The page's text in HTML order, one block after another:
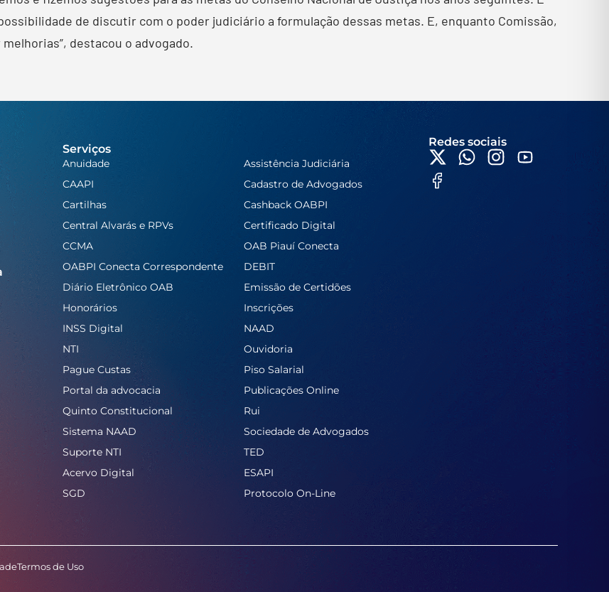
de discutir com o poder judiciário a formulação dessas metas. E, enquanto Comissão,
destacou o advogado.
Serviços
Anuidade
Assistência Judiciária
CAAPI
Cadastro de Advogados
Cartilhas
Cashback OABPI
Central Alvarás e RPVs
Certificado Digital
CCMA
OAB Piauí Conecta
OABPI Conecta Correspondente
DEBIT
Diário Eletrônico OAB
Emissão de Certidões
Honorários
Inscrições
INSS Digital
NAAD
NTI
Ouvidoria
Pague Custas
Piso Salarial
Portal da advocacia
Publicações Online
Quinto Constitucional
Rui
Sistema NAAD
Sociedade de Advogados
Suporte NTI
TED
Acervo Digital
ESAPI
SGD
Protocolo On-Line
Redes sociais
Termos de Uso